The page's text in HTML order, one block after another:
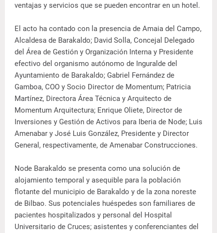
ventajas y servicios que se pueden encontrar en un hotel.
El acto ha contado con la presencia de Amaia del Campo,
Alcaldesa de Barakaldo; David Solla, Concejal Delegado
del Área de Gestión y Organización Interna y Presidente
efectivo del organismo autónomo de Inguralde del
Ayuntamiento de Barakaldo; Gabriel Fernández de
Gamboa, COO y Socio Director de Momentum; Patricia
Martínez, Directora Área Técnica y Arquitecto de
Momentum Arquitectura; Enrique Oliete, Director de
Inversiones y Gestión de Activos para Iberia de Node; Luis
Amenabar y José Luis González, Presidente y Director
General, respectivamente, de Amenabar Construcciones.
Node Barakaldo se presenta como una solución de
alojamiento temporal y asequible para la población
flotante del municipio de Barakaldo y de la zona noreste
de Bilbao. Sus potenciales huéspedes son familiares de
pacientes hospitalizados y personal del Hospital
Universitario de Cruces; asistentes y conferenciantes del